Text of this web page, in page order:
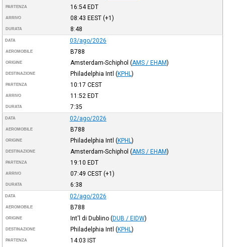
PARTENZA 16:54EDT
ARRIVO 08:43 EEST(+1)
DURATA 8:48
DATA 03/ago/2026
AEROMOBILE B788
ORIGINE Amsterdam-Schiphol (AMS / EHAM)
DESTINAZIONE Philadelphia Intl (KPHL )
PARTENZA 10:17 CEST
ARRIVO 11:52 EDT
DURATA 7:35
DATA 02/ago/2026
AEROMOBILE B788
ORIGINE Philadelphia Intl (KPHL )
DESTINAZIONE Amsterdam-Schiphol (AMS / EHAM)
PARTENZA 19:10 EDT
ARRIVO 07:49 CEST(+1)
DURATA 6:38
DATA 02/ago/2026
AEROMOBILE B788
ORIGINE Int'l di Dublino (DUB / EIDW)
DESTINAZIONE Philadelphia Intl (KPHL )
PARTENZA 14:03 IST